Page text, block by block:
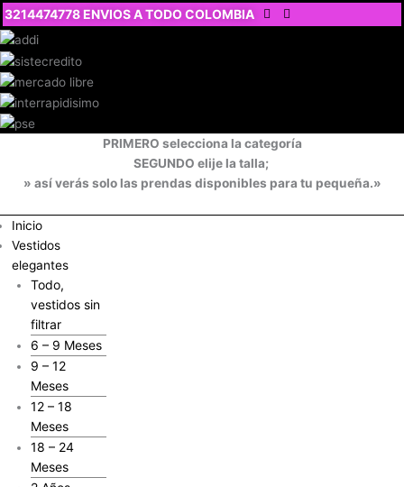
Ir
al
contenido
3214474778 ENVIOS A TODO COLOMBIA
PRIMERO selecciona la categoría
SEGUNDO elije la talla;
» así verás solo las prendas disponibles para tu pequeña.»
Inicio
Vestidos
elegantes
Todo,
vestidos sin
filtrar
6 – 9 Meses
9 – 12
Meses
12 – 18
Meses
18 – 24
Meses